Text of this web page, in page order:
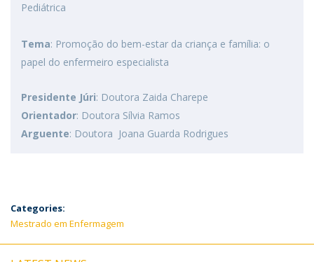
Pediátrica
Tema: Promoção do bem-estar da criança e família: o
papel do enfermeiro especialista
Presidente Júri: Doutora Zaida Charepe
Orientador: Doutora Sílvia Ramos
Arguente: Doutora Joana Guarda Rodrigues
Categories:
Mestrado em Enfermagem